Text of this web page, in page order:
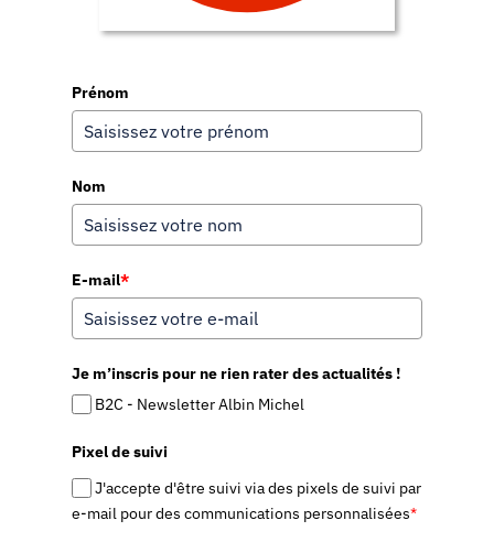
Prénom
Nom
E-mail*
Je m’inscris pour ne rien rater des actualités !
B2C - Newsletter Albin Michel
Pixel de suivi
J'accepte d'être suivi via des pixels de suivi par
e-mail pour des communications personnalisées*